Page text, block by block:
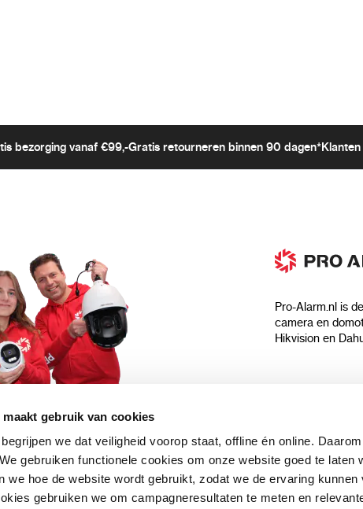
maakt gebruik van cookies
we dat veiligheid voorop staat, offline én online.
gebruiken functionele cookies om onze website goed te laten
we hoe de website wordt gebruikt, zodat we de ervaring kunnen
gebruiken we om campagneresultaten te meten en
bezorging vanaf €99,-Gratis retourneren binnen 90 dagen*Klanten
op je aankoop?
onze nieuwsbrief en
Pro-Alarm.nl is
camera en
Hikvision en
Algemene
Privacyverklaring
Blog